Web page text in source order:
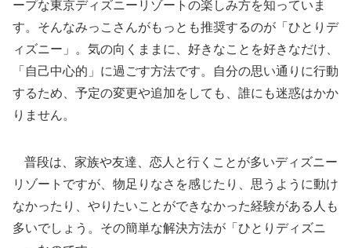
ープな東京ディズニーリゾートの楽しみ方を知っていま
す。そんなみっこさんがもっとも推奨するのが「ひとりデ
ィズニー」。気の向くままに、好きなことを好きなだけ、
「自己中心的」に過ごす方法です。自分の思い通りに行動
するため、予定の変更や追加をしても、誰にも迷惑はかか
りません。
普段は、家族や友達、恋人と行くことが多いディズニー
リゾートですが、物足りなさを感じたり、思うように動け
なかったり、やりたいことができなかった経験がある人も
多いでしょう。その簡単な解決方法が「ひとりディズニ